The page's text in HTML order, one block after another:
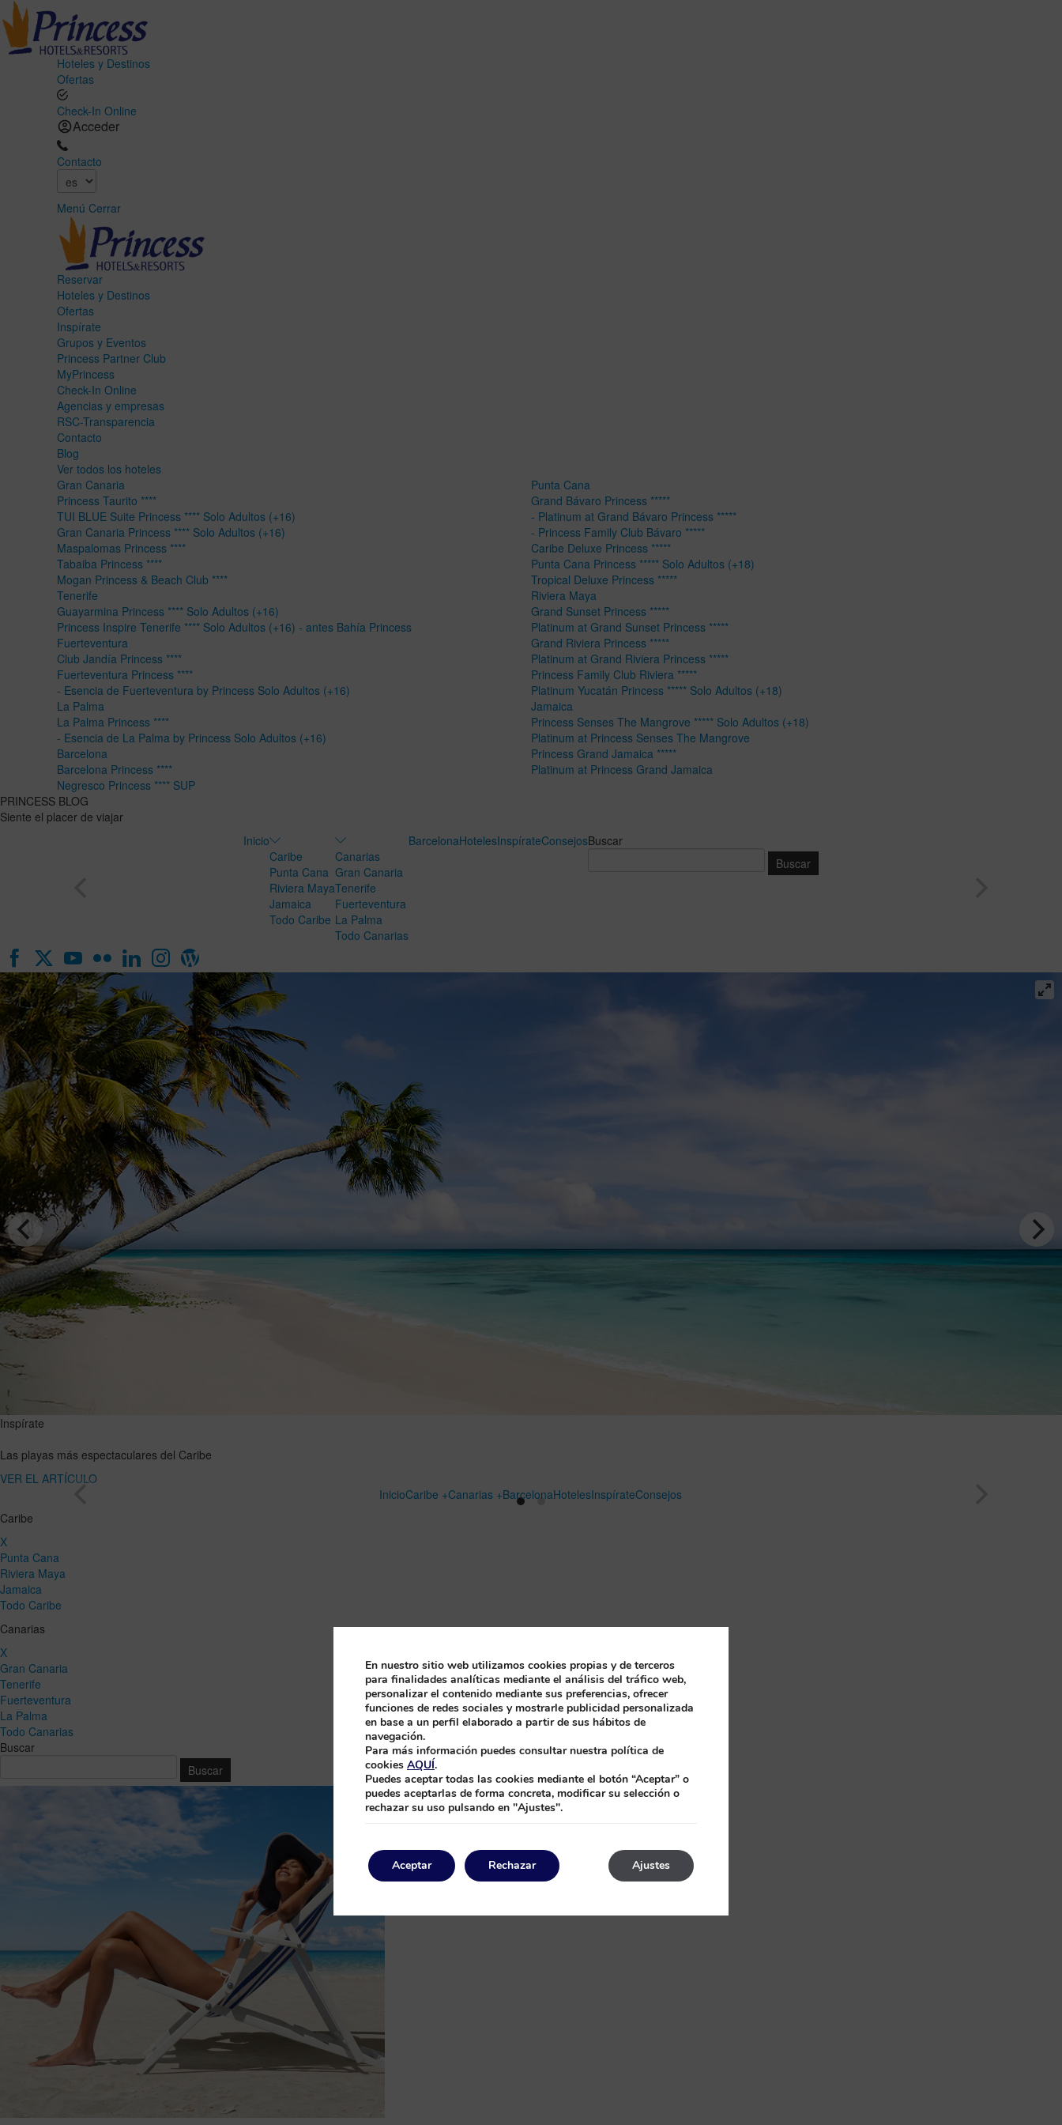
Hoteles y Destinos
Ofertas
Check-In Online
Acceder
Contacto
Menú Cerrar
Reservar
Hoteles y Destinos
Ofertas
Inspírate
Grupos y Eventos
Princess Partner Club
MyPrincess
Check-In Online
Agencias y empresas
RSC-Transparencia
Contacto
Blog
Ver todos los hoteles
Gran Canaria
Princess Taurito ****
TUI BLUE Suite Princess **** Solo Adultos (+16)
Gran Canaria Princess **** Solo Adultos (+16)
Maspalomas Princess ****
Tabaiba Princess ****
Mogan Princess & Beach Club ****
Tenerife
Guayarmina Princess **** Solo Adultos (+16)
Princess Inspire Tenerife **** Solo Adultos (+16) - antes Bahía Princess
Fuerteventura
Club Jandía Princess ****
Fuerteventura Princess ****
- Esencia de Fuerteventura by Princess Solo Adultos (+16)
La Palma
La Palma Princess ****
- Esencia de La Palma by Princess Solo Adultos (+16)
Barcelona
Barcelona Princess ****
Negresco Princess **** SUP
Punta Cana
Grand Bávaro Princess *****
- Platinum at Grand Bávaro Princess *****
- Princess Family Club Bávaro *****
Caribe Deluxe Princess *****
Punta Cana Princess ***** Solo Adultos (+18)
Tropical Deluxe Princess *****
Riviera Maya
Grand Sunset Princess *****
Platinum at Grand Sunset Princess *****
Grand Riviera Princess *****
Platinum at Grand Riviera Princess *****
Princess Family Club Riviera *****
Platinum Yucatán Princess ***** Solo Adultos (+18)
Jamaica
Princess Senses The Mangrove ***** Solo Adultos (+18)
Platinum at Princess Senses The Mangrove
Princess Grand Jamaica *****
Platinum at Princess Grand Jamaica
PRINCESS BLOG
Siente el placer de viajar
Inicio
Caribe
Punta Cana
Riviera Maya
Jamaica
Todo Caribe
Canarias
Gran Canaria
Tenerife
Fuerteventura
La Palma
Todo Canarias
BarcelonaHotelesInspírateConsejosBuscar
Inspírate
Las playas más espectaculares del Caribe
VER EL ARTÍCULO
InicioCaribe +Canarias +BarcelonaHotelesInspírateConsejos
Caribe
X
Punta Cana
Riviera Maya
Jamaica
Todo Caribe
Canarias
X
Gran Canaria
Tenerife
Fuerteventura
La Palma
Todo Canarias
Buscar
En nuestro sitio web utilizamos cookies propias y de terceros
para finalidades analíticas mediante el análisis del tráfico web,
personalizar el contenido mediante sus preferencias, ofrecer
funciones de redes sociales y mostrarle publicidad personalizada
en base a un perfil elaborado a partir de sus hábitos de
navegación.
Para más información puedes consultar nuestra política de
cookies AQUÍ.
Puedes aceptar todas las cookies mediante el botón “Aceptar” o
puedes aceptarlas de forma concreta, modificar su selección o
rechazar su uso pulsando en "Ajustes".
Aceptar Ajustes
Rechazar